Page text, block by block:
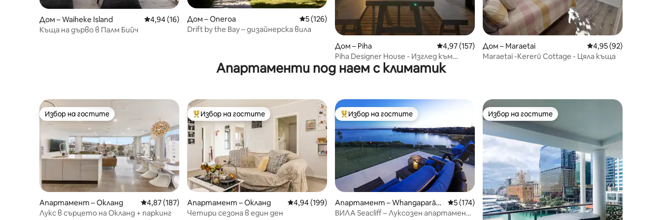
Дом – Waiheke Island Средна оценка: 4,94 от 5, 16 отзива
4,94 (16)
Къща на дърво в Палм Бийч
Дом – Oneroa Средна оценка: 5 от 5, 126 отзива
5 (126)
Drift by the Bay – дизайнерска вила
Дом – Piha Средна оценка: 4,97 от 5, 157 отзива
4,97 (157)
Piha Designer House - Изглед към
океана - 2 спални
Дом – Maraetai Средна оценка:
4,95 (92)
Maraetai -Kererū Cottage - Цяла къща
Апартаменти под наем с климатик
Избор на гостите
Избор на гостите
Апартамент – Окланд Средна оценка: 4,87 от 5, 187 отзива
4,87 (187)
Лукс в сърцето на Окланд + паркинг
Най-популярен избор на гостите
Избор на гостите
Апартамент – Окланд Средна оценка: 4,94 от 5, 199 отзива
4,94 (199)
Четири сезона в един ден
Най-популярен избор на гостите
Избор на гостите
Апартамент – Whangaparāo
a
Средна оценка: 5 от 5, 174 отзива
5 (174)
ВИЛА Seacliff – Луксозен апартамент,
Избор на гостите
Избор на гостите